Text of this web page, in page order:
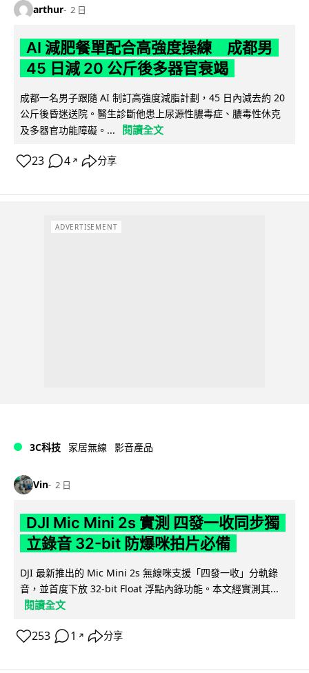
arthur 2 日
AI 減肥餐單配合高強度操練 成都男
45 日減 20 公斤後多器官衰竭
成都一名男子跟隨 AI 制訂高強度減脂計劃，45 日內減去約 20
公斤後昏迷送院。醫生診斷他患上尿源性膿毒症、膿毒性休克
及多器官功能障礙。...
閱讀全文
23 4 ↗ 分享
ADVERTISEMENT
3C科技 家居無線 影音產品
Vin 2 日
DJI Mic Mini 2s 實測 四發一收同步獨
立錄音 32-bit 防爆咪拍片必備
DJI 最新推出的 Mic Mini 2s 無線咪支援「四發一收」分軌錄
音，並首度下放 32-bit Float 浮點內錄功能。本文經實測其...
閱讀全文
253 1 ↗ 分享